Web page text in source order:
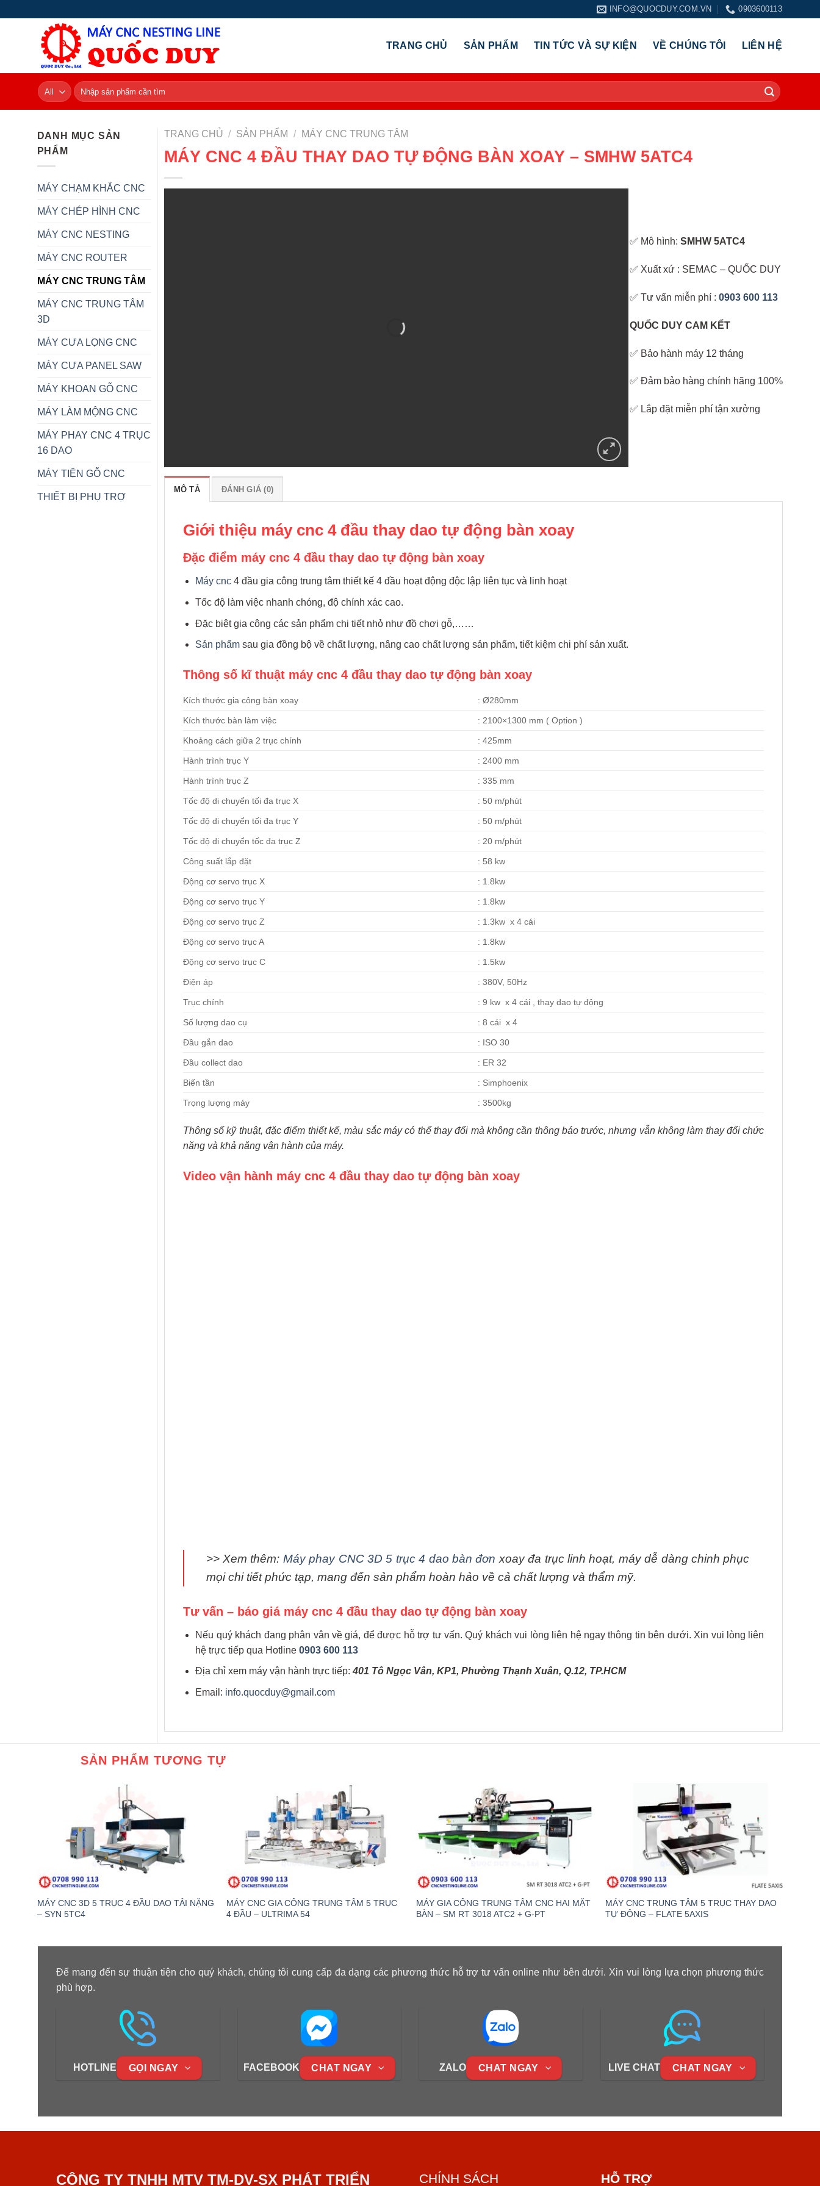
INFO@QUOCDUY.COM.VN 0903600113
TRANG CHỦ SẢN PHẨM TIN TỨC VÀ SỰ KIỆN VỀ CHÚNG TÔI LIÊN HỆ
Tìm
kiếm:
DANH MỤC SẢN
PHẨM
MÁY CHẠM KHẮC CNC
MÁY CHÉP HÌNH CNC
MÁY CNC NESTING
MÁY CNC ROUTER
MÁY CNC TRUNG TÂM
MÁY CNC TRUNG TÂM
3D
MÁY CƯA LỌNG CNC
MÁY CƯA PANEL SAW
MÁY KHOAN GỖ CNC
MÁY LÀM MỘNG CNC
MÁY PHAY CNC 4 TRỤC
16 DAO
MÁY TIỆN GỖ CNC
THIẾT BỊ PHỤ TRỢ
TRANG CHỦ / SẢN PHẨM / MÁY CNC TRUNG TÂM
MÁY CNC 4 ĐẦU THAY DAO TỰ ĐỘNG BÀN XOAY – SMHW 5ATC4
✅ Mô hình:SMHW 5ATC4
✅ Xuất xứ : SEMAC – QUỐC DUY
✅ Tư vấn miễn phí :0903 600 113
QUỐC DUY CAM KẾT
✅ Bảo hành máy 12 tháng
✅ Đảm bảo hàng chính hãng 100%
✅ Lắp đặt miễn phí tận xưởng
MÔ TẢ ĐÁNH GIÁ (0)
Giới thiệu máy cnc 4 đầu thay dao tự động bàn xoay
Đặc điểm máy cnc 4 đầu thay dao tự động bàn xoay
Máy cnc 4 đầu gia công trung tâm thiết kế 4 đầu hoạt động độc lập liên tục và linh hoạt
Tốc độ làm việc nhanh chóng, độ chính xác cao.
Đặc biệt gia công các sản phẩm chi tiết nhỏ như đồ chơi gỗ,……
Sản phẩm sau gia đồng bộ về chất lượng, nâng cao chất lượng sản phẩm, tiết kiệm chi phí sản xuất.
Thông số kĩ thuật máy cnc 4 đầu thay dao tự động bàn xoay
Kích thước gia công bàn xoay : Ø280mm
Kích thước bàn làm việc : 2100×1300 mm ( Option )
Khoảng cách giữa 2 trục chính : 425mm
Hành trình trục Y : 2400 mm
Hành trình trục Z : 335 mm
Tốc độ di chuyển tối đa trục X : 50 m/phút
Tốc độ di chuyển tối đa trục Y : 50 m/phút
Tốc độ di chuyển tốc đa trục Z : 20 m/phút
Công suất lắp đặt : 58 kw
Động cơ servo trục X : 1.8kw
Động cơ servo trục Y : 1.8kw
Động cơ servo trục Z : 1.3kw x 4 cái
Động cơ servo trục A : 1.8kw
Động cơ servo trục C : 1.5kw
Điện áp : 380V, 50Hz
Trục chính : 9 kw x 4 cái , thay dao tự động
Số lượng dao cụ : 8 cái x 4
Đầu gắn dao : ISO 30
Đầu collect dao : ER 32
Biến tần : Simphoenix
Trọng lượng máy : 3500kg
Thông số kỹ thuật, đặc điểm thiết kế, màu sắc máy có thể thay đổi mà không cần thông báo trước, nhưng vẫn không làm thay đổi chức
năng và khả năng vận hành của máy.
Video vận hành máy cnc 4 đầu thay dao tự động bàn xoay
>> Xem thêm: Máy phay CNC 3D 5 trục 4 dao bàn đơn xoay đa trục linh hoạt, máy dễ dàng chinh phục
mọi chi tiết phức tạp, mang đến sản phẩm hoàn hảo về cả chất lượng và thẩm mỹ.
Tư vấn – báo giá máy cnc 4 đầu thay dao tự động bàn xoay
Nếu quý khách đang phân vân về giá, để được hỗ trợ tư vấn. Quý khách vui lòng liên hệ ngay thông tin bên dưới. Xin vui lòng liên
hệ trực tiếp qua Hotline0903 600 113
Địa chỉ xem máy vận hành trực tiếp:401 Tô Ngọc Vân, KP1, Phường Thạnh Xuân, Q.12, TP.HCM
Email: info.quocduy@gmail.com
SẢN PHẨM TƯƠNG TỰ
MÁY CNC 3D 5 TRỤC 4 ĐẦU DAO TẢI NẶNG
– SYN 5TC4
MÁY CNC GIA CÔNG TRUNG TÂM 5 TRỤC
4 ĐẦU – ULTRIMA 54
MÁY GIA CÔNG TRUNG TÂM CNC HAI MẶT
BÀN – SM RT 3018 ATC2 + G-PT
MÁY CNC TRUNG TÂM 5 TRỤC THAY DAO
TỰ ĐỘNG – FLATE 5AXIS
Để mang đến sự thuận tiện cho quý khách, chúng tôi cung cấp đa dạng các phương thức hỗ trợ tư vấn online như bên dưới. Xin vui lòng lựa chọn phương thức
phù hợp.
HOTLINE GỌI NGAY FACEBOOK CHAT NGAY ZALO CHAT NGAY LIVE CHAT CHAT NGAY
CÔNG TY TNHH MTV TM-DV-SX PHÁT TRIỂN CHÍNH SÁCH HỖ TRỢ